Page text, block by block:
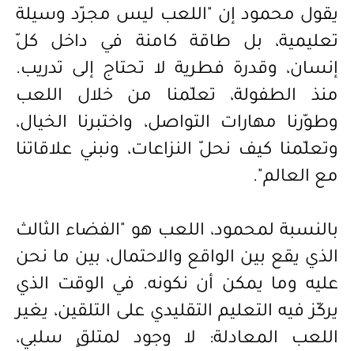
يقول محمود إن " اللعب ليس مجرّد وسيلة
تعليمية، بل طاقة كامنة في داخل كلّ
إنسان، وقدرة فطرية لا تحتاج إلى تدريب.
منذ الطفولة، تعلّمنا من خلال اللعب
وطوّرنا مهارات التواصل، واختبرنا الخيال،
وتعلّمنا كيف نحلّ النزاعات، ونبني علاقاتنا
مع العالم".
بالنسبة لمحمود، اللعب هو
الفضاء الثالث
الذي يقع بين الواقع والاحتمال، بين ما نحن
عليه وما يمكن أن نكونه. في الوقت الذي
يركّز فيه التعليم التقليدي على التلقين، يغير
اللعب المعادلة: لا وجود لمتلقٍ سلبي،